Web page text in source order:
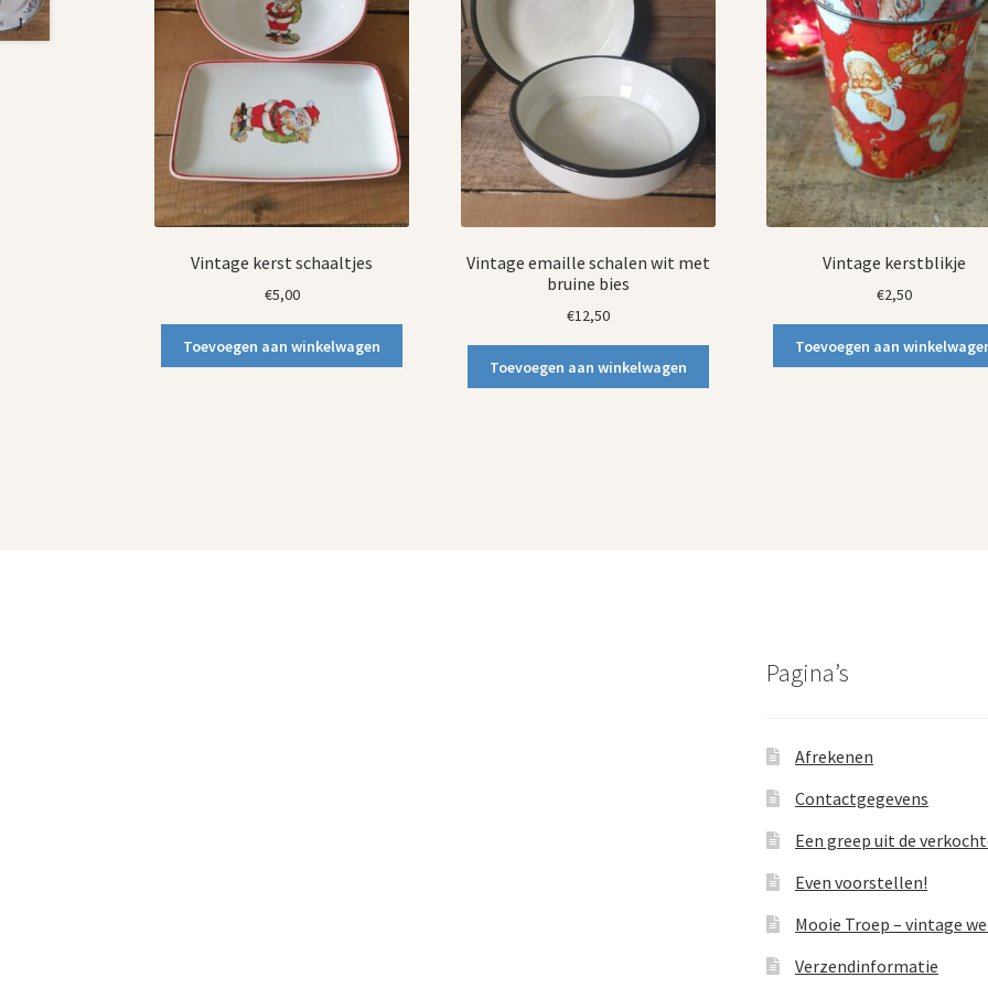
Vintage kerst schaaltjes
€5,00
Toevoegen aan winkelwagen
Vintage emaille schalen wit met
bruine bies
€12,50
Toevoegen aan winkelwagen
Vintage kerstblikje
€2,50
Toevoegen aan
Pagina’s
Afrekenen
Contactgegevens
Een greep uit de
Even voorstellen!
Mooie Troep – vintage
Verzendinformatie